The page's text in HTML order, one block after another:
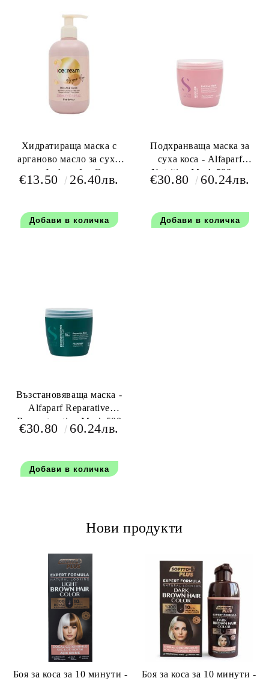
Хидратираща маска с
арганово масло за сухи
коси - Inebrya Ice Cream
Pro Age Argan Mask 300
€13.50 26.40лв.
Подхранваща маска за
суха коса - Alfaparf
Nutritive Mask 500 мл.
€30.80 60.24лв.
Възстановяваща маска -
Alfaparf Reparative
Reconstruction Mask 500
мл.
€30.80 60.24лв.
Нови продукти
Боя за коса за 10 минути -
Боя за коса за 10 минути -